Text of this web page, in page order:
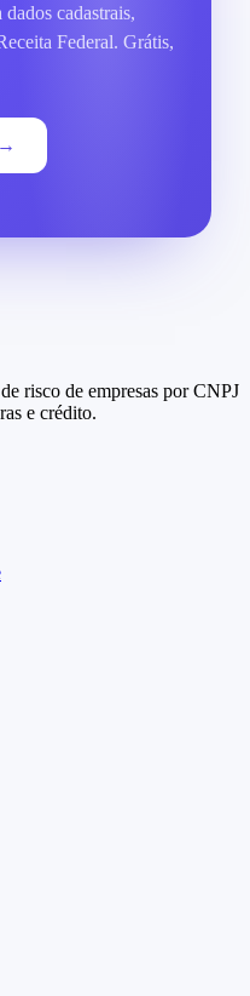
cadastrais,
Federal. Grátis,
→
risco de empresas por CNPJ
e crédito.